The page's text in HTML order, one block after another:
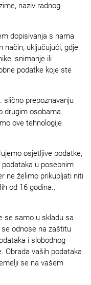
naziv radnog
dopisivanja s nama
način, uključujući, gdje
snimanje ili
podatke koje ste
slično prepoznavanju
drugim osobama
ove tehnologije
osjetljive podatke,
u posebnim
ne želimo prikupljati niti
od 16 godina..
se samo u skladu sa
odnose na zaštitu
i slobodnog
Obrada vaših podataka
se na vašem